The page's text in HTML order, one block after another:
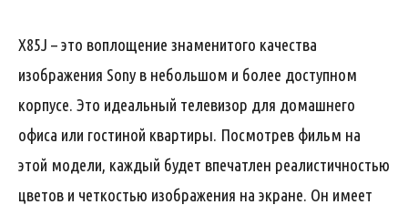
X85J – это воплощение знаменитого качества
изображения Sony в небольшом и более доступном
корпусе. Это идеальный телевизор для домашнего
офиса или гостиной квартиры. Посмотрев фильм на
этой модели, каждый будет впечатлен реалистичностью
цветов и четкостью изображения на экране. Он имеет